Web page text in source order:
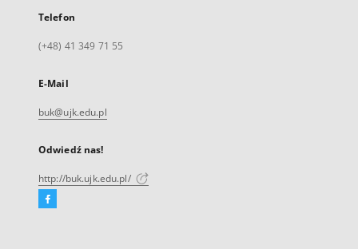
Telefon
(+48) 41 349 71 55
E-Mail
buk@ujk.edu.pl
Odwiedź nas!
http://buk.ujk.edu.pl/
Facebook